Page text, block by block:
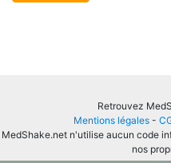
Retrouvez
Mentions légales -
MedShake.net n'utilise aucun code
nos